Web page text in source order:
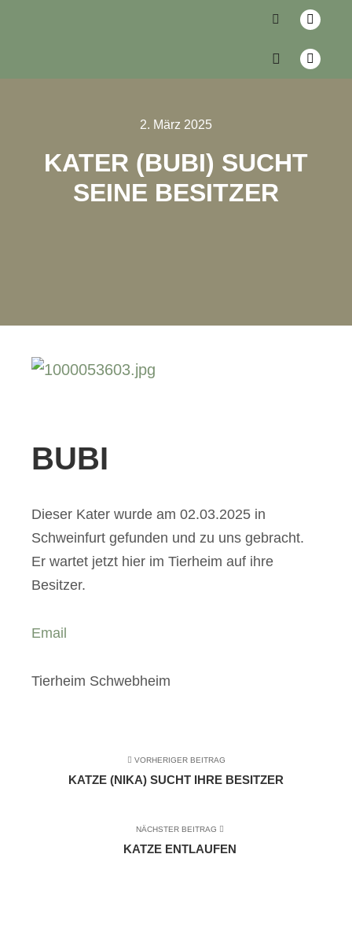
2. März 2025
KATER (BUBI) SUCHT
SEINE BESITZER
BUBI
Dieser Kater wurde am 02.03.2025 in
Schweinfurt gefunden und zu uns gebracht.
Er wartet jetzt hier im Tierheim auf ihre
Besitzer.
Email
Tierheim Schwebheim
VORHERIGER BEITRAG
KATZE (NIKA) SUCHT IHRE BESITZER
NÄCHSTER BEITRAG
KATZE ENTLAUFEN